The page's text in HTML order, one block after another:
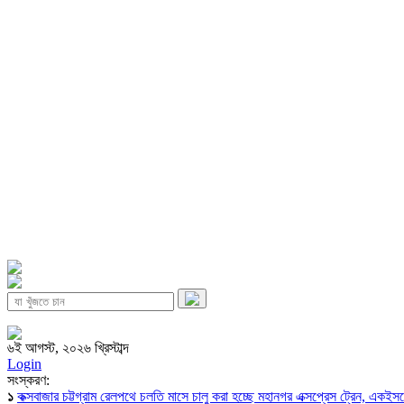
৬ই আগস্ট, ২০২৬ খ্রিস্টাব্দ
Login
সংস্করণ:
১ কক্সবাজার চট্টগ্রাম রেলপথে চলতি মাসে চালু করা হচ্ছে মহানগর এক্সপ্রেস ট্রেন,